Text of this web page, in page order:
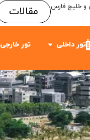
و خلیج فارس مقالات
تور داخلی تور خارجی
Item #3